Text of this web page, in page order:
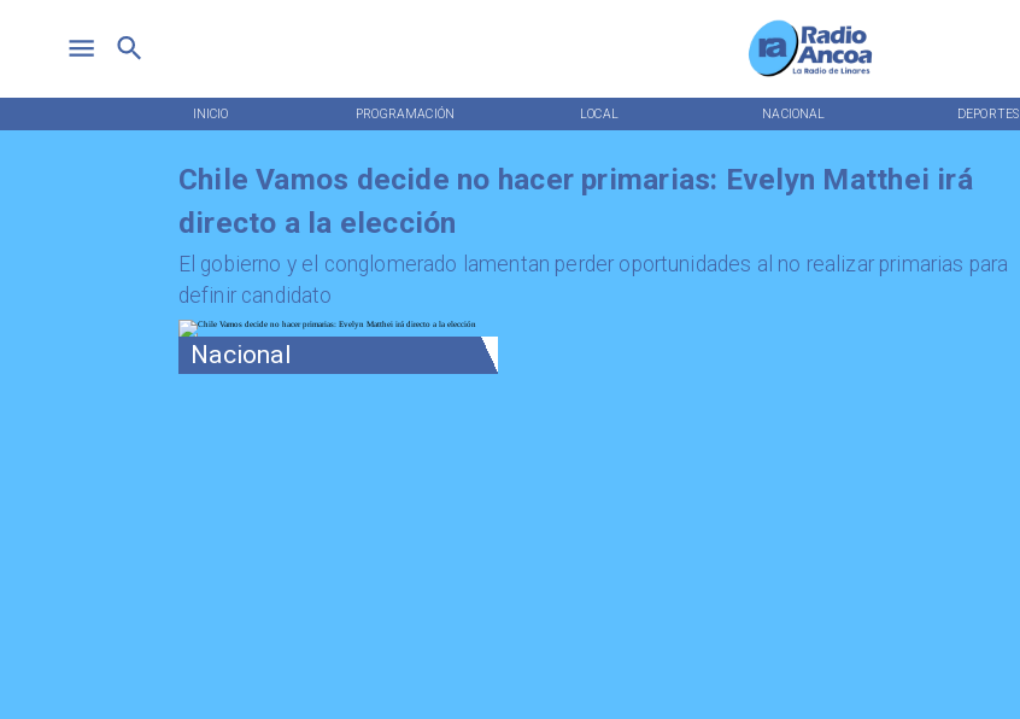
INICIO PROGRAMACIÓN LOCAL NACIONAL DEPORTES
Nacional
Chile Vamos decide no hacer primarias: Evelyn Matthei irá
directo a la elección
El gobierno y el conglomerado lamentan perder oportunidades al no realizar primarias para
definir candidato